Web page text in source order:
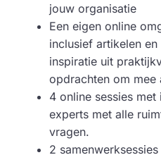
jouw organisatie
Een eigen online
inclusief artikelen en
inspiratie uit
opdrachten om mee
4 online sessies
experts met alle
vragen.
2